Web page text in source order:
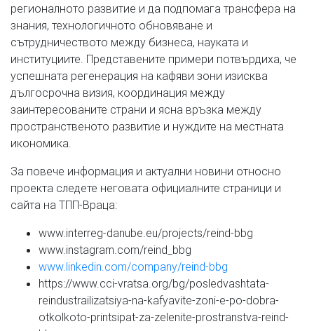
регионалното развитие и да подпомага трансфера на
знания, технологичното обновяване и
сътрудничеството между бизнеса, науката и
институциите. Представените примери потвърдиха, че
успешната регенерация на кафяви зони изисква
дългосрочна визия, координация между
заинтересованите страни и ясна връзка между
пространственото развитие и нуждите на местната
икономика.
За повече информация и актуални новини относно
проекта следете неговата официалните страници и
сайта на ТПП-Враца:
www.interreg-danube.eu/projects/reind-bbg
www.instagram.com/reind_bbg
www.linkedin.com/company/reind-bbg
https://www.cci-vratsa.org/bg/posledvashtata-
reindustrailizatsiya-na-kafyavite-zoni-e-po-dobra-
otkolkoto-printsipat-za-zelenite-prostranstva-reind-